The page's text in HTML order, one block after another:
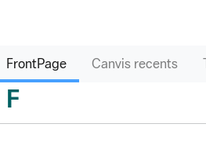
FrontPage Canvis recents
F